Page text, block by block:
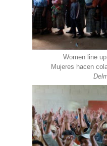
Women line
Mujeres hacen